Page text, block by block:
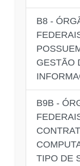
B8 -
GESTÃO
B9B -
TIPO DE